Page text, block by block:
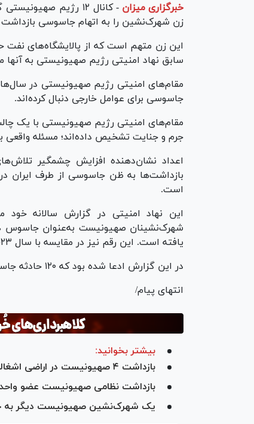
خبرگزاری میزان -
کانال ۱۲ رژیم
زن شهرک‌نشین را به اتهام جاسوسی
این زن متهم است که از پالایشگاه‌های نفت
سابق نهاد امنیتی رژیم صهیونیستی به آنها
مقام‌های امنیتی رژیم صهیونیستی در
جاسوسی برای عوامل خارجی دنبال کرده‌اند.
مقام‌های امنیتی رژیم صهیونیستی با یک
جرم و جنایت تشخیص داده‌اند؛ مسئله واقعی
اعداد نشان‌دهنده افزایش چشمگیر
است.
این نهاد امنیتی در گزارش سالانه خود
یافته است. این رقم نیز در مقایسه با سال ۲۰۲۳ و سال‌های قبل از آن ۴۰۰ درصد افزایش یافته است.
در این گزارش ادعا شده بود که ۱۲۰ حادثه جاسوسی جداگانه طی سال ۲۰۲۵ خنثی شده است.
انتهای پیام/
بیشتر بخوانید:
بازداشت ۴ صهیونیست در اراضی اشغالی به اتهام جاسوسی
بازداشت نظامی صهیونیست عضو
یک شهرک‌نشین صهیونیست دیگر